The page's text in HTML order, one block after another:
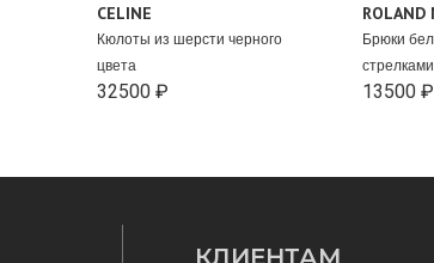
CELINE
Кюлоты из шерсти черного
цвета
32500 ₽
ROLAND
Брюки
стрелками
13500 ₽